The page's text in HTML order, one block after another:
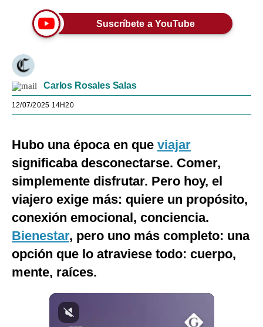
Suscríbete a YouTube
Carlos Rosales Salas
12/07/2025 14H20
Hubo una época en que viajar
significaba desconectarse. Comer,
simplemente disfrutar. Pero hoy, el
viajero exige más: quiere un propósito,
conexión emocional, conciencia.
Bienestar, pero uno más completo: una
opción que lo atraviese todo: cuerpo,
mente, raíces.